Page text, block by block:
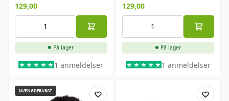
129,00
På lager
1 anmeldelser
129,00
På lager
1 anmeldelser
MÆNGDERABAT